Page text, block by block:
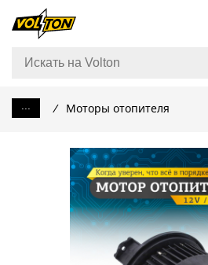
... / Моторы отопителя